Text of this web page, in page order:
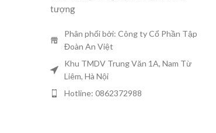
tượng
Phân phối bởi: Công ty Cổ Phần Tập
Đoàn An Việt
Khu TMDV Trung Văn 1A, Nam Từ
Liêm, Hà Nội
Hotline: 0862372988